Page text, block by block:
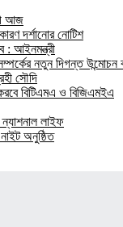
আজ
দর্শানোর নোটিশ
: আইনমন্ত্রী
নতুন দিগন্ত উন্মোচন
সৌদি
বিটিএমএ ও বিজিএমইএ
ন্যাশনাল লাইফ
অনুষ্ঠিত